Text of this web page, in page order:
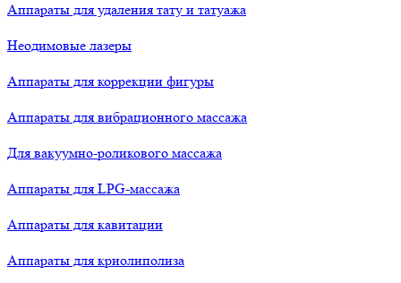
Аппараты для удаления тату и татуажа
Неодимовые лазеры
Аппараты для коррекции фигуры
Аппараты для вибрационного массажа
Для вакуумно-роликового массажа
Аппараты для LPG-массажа
Аппараты для кавитации
Аппараты для криолиполиза